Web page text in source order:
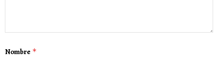
Nombre *